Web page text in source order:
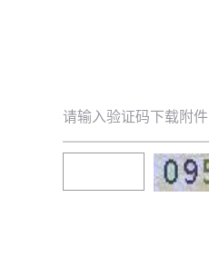
请输入验证码下载附件